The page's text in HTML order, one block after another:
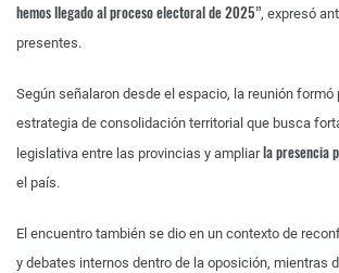
hemos llegado al proceso electoral de 2025”, expresó
presentes.
Según señalaron desde el espacio, la reunión formó
estrategia de consolidación territorial que busca
legislativa entre las provincias y ampliarla presencia
el país.
El encuentro también se dio en un contexto de
y debates internos dentro de la oposición, mientras